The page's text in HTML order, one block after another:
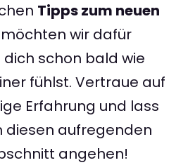
Tipps zum neuen
möchten wir dafür
schon bald wie
fühlst. Vertraue auf
Erfahrung und lass
diesen aufregenden
angehen!